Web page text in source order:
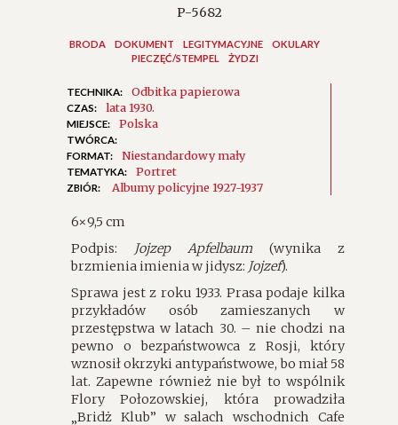
P-5682
BRODA DOKUMENT LEGITYMACYJNE
OKULARY
PIECZĘĆ/STEMPEL
ŻYDZI
TECHNIKA: Odbitka papierowa
CZAS: lata 1930.
MIEJSCE: Polska
TWÓRCA:
FORMAT:
Niestandardowy mały
TEMATYKA: Portret
ZBIÓR: Albumy policyjne 1927-1937
6×9,5 cm
Podpis:
Jojzep Apfelbaum (wynika z
brzmienia imienia w jidysz: Jojzef).
Sprawa jest z roku 1933. Prasa podaje kilka
przykładów osób zamieszanych w
przestępstwa w latach 30. – nie chodzi na
pewno o bezpaństwowca z Rosji, który
wznosił okrzyki antypaństwowe, bo miał 58
lat. Zapewne również nie był to wspólnik
Flory Połozowskiej, która prowadziła
„Bridż Klub” w salach wschodnich Cafe